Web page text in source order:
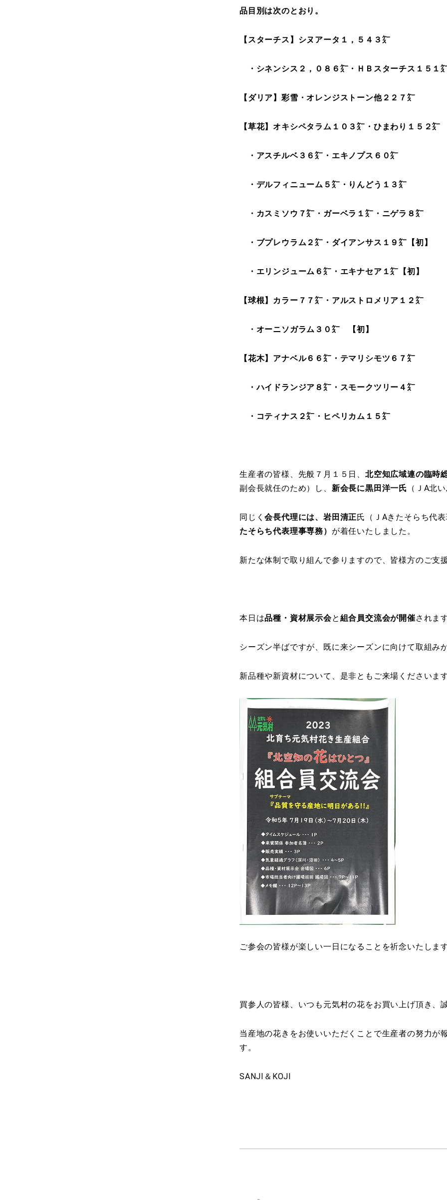
品目別は次のとおり。
【スターチス】 シヌアータ１，５４３ ㌜
・シネンシス２，０８６㌜ ・ ＨＢスターチス１５１
【ダリア】彩雪・オレンジストーン他２２７㌜
【草花】オキシペタラム１０３㌜ ・ひまわり１５２㌜
・アスチルベ３６㌜・エキノプス６０㌜
・デルフィニューム５㌜・りんどう１３㌜
・ カスミソウ７㌜・ガーベラ１㌜ ・ニゲラ８ ㌜
・ブプレウラム２㌜ ・ダイアンサス１９㌜【初】
・エリンジューム６㌜ ・エキナセア１㌜【初】
【球根】カラー７７㌜ ・アルストロメリア１２㌜
・オーニソガラム３０㌜ 【初】
【花木】アナベル６６㌜・ テマリシモツ６７㌜
・ハイドランジア８㌜・スモークツリー４㌜
・コティナス２㌜・ヒペリカム１５㌜
生産者の皆様、先般７月１５日、 北空知広域連の臨時
副会長就任のため）し、 新会長に黒田洋一氏 （ＪA北
同じく会長代理には、岩田清正氏（ＪAきたそらち代
たそらち代表理事専務） が着任いたしました。
新たな体制で取り組んで参りますので、皆様方のご支
本日は品種・資材展示会と 組合員交流会が開催されま
シーズン半ばですが、既に来シーズンに向けて取組み
新品種や新資材について、是非ともご来場くださいま
ご参会の皆様が楽しい一日になることを祈念いたしま
買参人の皆様、いつも元気村の花をお買い上げ頂き、
当産地の花きをお使いいただくことで生産者の努力
す。
SANJI＆KOJI